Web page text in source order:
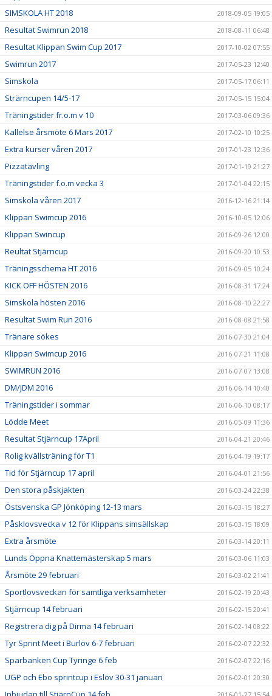
SIMSKOLA HT 2018 2018-09-05 19:05
Resultat Swimrun 2018 2018-08-11 06:48
Resultat Klippan Swim Cup 2017 2017-10-02 07:55
Swimrun 2017 2017-05-23 12:40
Simskola 2017-05-17 06:11
Strärncupen 14/5-17 2017-05-15 15:04
Träningstider fr.o.m v 10 2017-03-06 09:36
Kallelse årsmöte 6 Mars 2017 2017-02-10 10:25
Extra kurser våren 2017 2017-01-23 12:36
Pizzatävling 2017-01-19 21:27
Träningstider f.o.m vecka 3 2017-01-04 22:15
Simskola våren 2017 2016-12-16 21:14
Klippan Swimcup 2016 2016-10-05 12:06
Klippan Swincup 2016-09-26 12:00
Reultat Stjärncup 2016-09-20 10:53
Träningsschema HT 2016 2016-09-05 10:24
KICK OFF HÖSTEN 2016 2016-08-31 17:24
Simskola hösten 2016 2016-08-10 22:27
Resultat Swim Run 2016 2016-08-08 21:58
Tränare sökes 2016-07-30 21:04
Klippan Swimcup 2016 2016-07-21 11:08
SWIMRUN 2016 2016-07-07 13:08
DM/JDM 2016 2016-06-14 10:40
Träningstider i sommar 2016-06-10 08:17
Lödde Meet 2016-05-09 11:36
Resultat Stjärncup 17April 2016-04-21 20:46
Rolig kvällsträning för T1 2016-04-19 19:17
Tid för Stjärncup 17 april 2016-04-01 21:56
Den stora påskjakten 2016-03-24 22:38
Östsvenska GP Jönköping 12-13 mars 2016-03-15 18:27
Påsklovsvecka v 12 för Klippans simsällskap 2016-03-15 18:09
Extra årsmöte 2016-03-14 20:11
Lunds Öppna Knattemästerskap 5 mars 2016-03-06 11:03
Årsmöte 29 februari 2016-03-02 21:41
Sportlovsveckan för samtliga verksamheter 2016-02-19 20:43
Stjärncup 14 februari 2016-02-15 20:41
Registrera dig på Dirma 14 februari 2016-02-14 08:22
Tyr Sprint Meet i Burlöv 6-7 februari 2016-02-07 22:32
Sparbanken Cup Tyringe 6 feb 2016-02-07 22:16
UGP och Ebo sprintcup i Eslöv 30-31 januari 2016-02-01 20:30